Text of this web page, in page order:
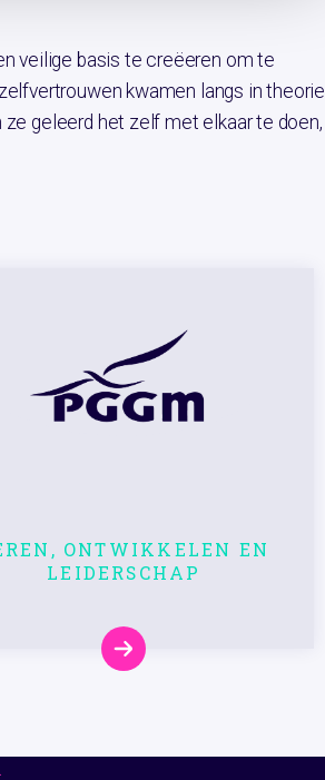
veilige basis te creëeren om te
kwamen langs in theorie
geleerd het zelf met elkaar te doen,
ONTWIKKELEN EN
LEIDERSCHAP